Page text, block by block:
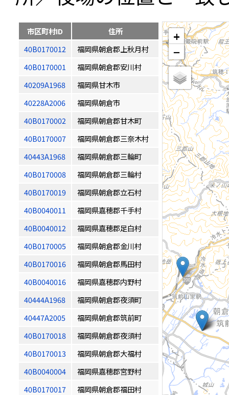
市区町村ID
住所
40B0170012
福岡県朝倉郡上秋月村
40B0170001
福岡県朝倉郡安川村
40209A1968
福岡県甘木市
40228A2006
福岡県朝倉市
40B0170002
福岡県朝倉郡甘木町
40B0170007
福岡県朝倉郡三奈木村
40443A1968
福岡県朝倉郡三輪町
40B0170008
福岡県朝倉郡三輪村
40B0170019
福岡県朝倉郡立石村
40B0040011
福岡県嘉穂郡千手村
40B0040012
福岡県嘉穂郡足白村
40B0170005
福岡県朝倉郡金川村
40B0170016
福岡県朝倉郡馬田村
40B0040016
福岡県嘉穂郡内野村
40444A1968
福岡県朝倉郡夜須町
40447A2005
福岡県朝倉郡筑前町
40B0170018
福岡県朝倉郡夜須村
40B0170013
福岡県朝倉郡大福村
40B0040004
福岡県嘉穂郡宮野村
40B0170017
福岡県朝倉郡福田村
+
−